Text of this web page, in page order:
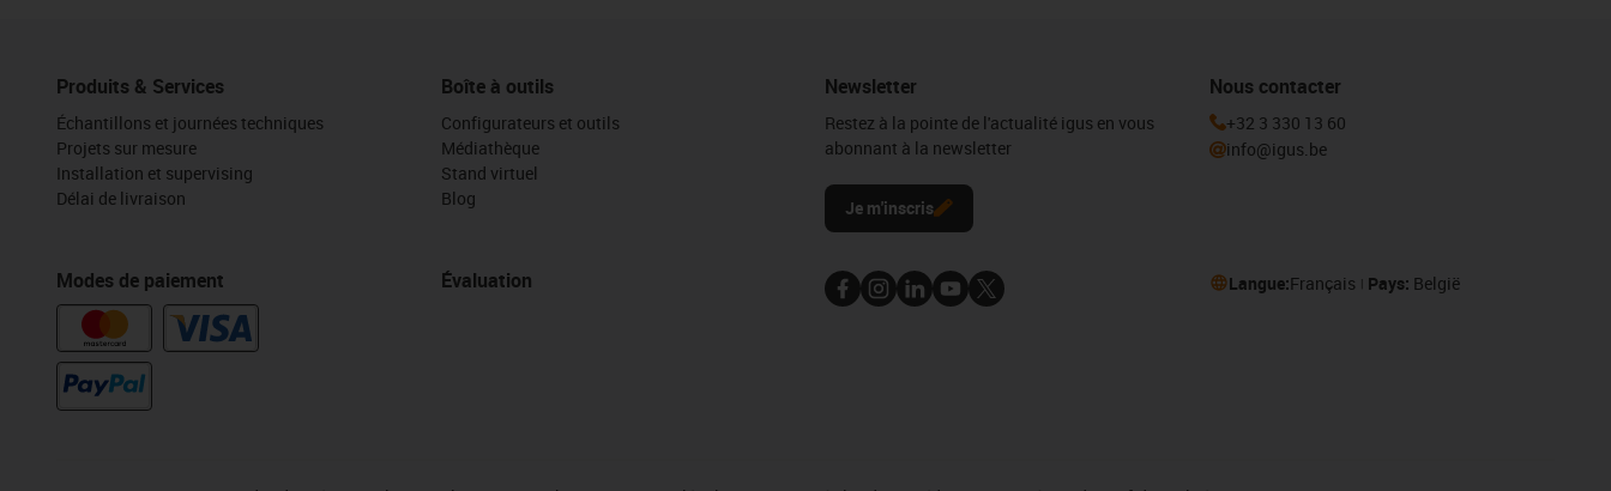
Produits & Services
Échantillons et journées techniques
Projets sur mesure
Installation et supervising
Délai de livraison
Modes de paiement
Boîte à outils
Configurateurs et outils
Médiathèque
Stand virtuel
Blog
Évaluation
Newsletter
Restez à la pointe de l'actualité igus en vous
abonnant à la newsletter
Je m'inscris
Nous contacter
+32 3 330 13 60
info@igus.be
Langue:Français Pays: België